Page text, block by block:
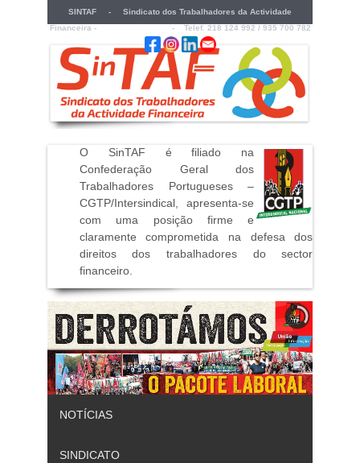
SINTAF - Sindicato dos Trabalhadores da Actividade
Financeira -
- Telef. 218 124 992 / 935 700 782
O SinTAF é filiado na
Confederação Geral dos
Trabalhadores Portugueses –
CGTP/Intersindical, apresenta-se
com uma posição firme e
claramente comprometida na defesa dos
direitos dos trabalhadores do sector
financeiro.
NOTÍCIAS
SINDICATO